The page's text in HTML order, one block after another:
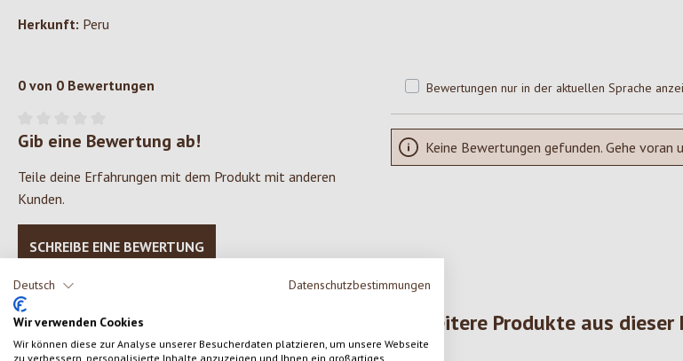
Deutsch Datenschutzbestimmungen
Wir verwenden Cookies
Wir können diese zur Analyse unserer Besucherdaten platzieren, um unsere Webseite
zu verbessern, personalisierte Inhalte anzuzeigen und Ihnen ein großartiges
Herkunft: Peru
0 von 0 Bewertungen
Durchschnittliche Bewertung von 0 von 5 Sternen
Gib eine Bewertung ab!
Teile deine Erfahrungen mit dem Produkt mit anderen
Kunden.
SCHREIBE EINE BEWERTUNG
Bewertungen nur in der aktuellen Sprache
Keine Bewertungen gefunden. Gehe
Weitere Produkte aus